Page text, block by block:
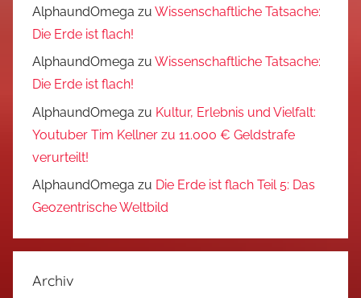
AlphaundOmega zu Wissenschaftliche Tatsache:
Die Erde ist flach!
AlphaundOmega zu Wissenschaftliche Tatsache:
Die Erde ist flach!
AlphaundOmega zu Kultur, Erlebnis und Vielfalt:
Youtuber Tim Kellner zu 11.000 € Geldstrafe
verurteilt!
AlphaundOmega zu Die Erde ist flach Teil 5: Das
Geozentrische Weltbild
Archiv